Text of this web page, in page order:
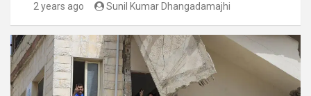
2 years ago Sunil Kumar Dhangadamajhi